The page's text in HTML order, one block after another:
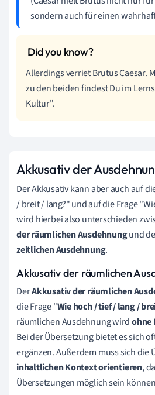
sondern auch für einen
Allerdings verriet Brutus Caesar.
zu den beiden findest Du im
Kultur".
Akkusativ der
Der Akkusativ kann aber auch auf
/ breit / lang?" und auf die Frage
wird hierbei also unterschieden
der räumlichen Ausdehnungund
zeitlichen Ausdehnung.
Akkusativ der räumlichen
DerAkkusativ der räumlichen
die Frage "Wie hoch / tief / lang /
räumlichen Ausdehnung wirdohne
Bei der Übersetzung bietet es sich
ergänzen. Außerdem muss sich die
inhaltlichen Kontext orientieren,
Übersetzungen möglich sein